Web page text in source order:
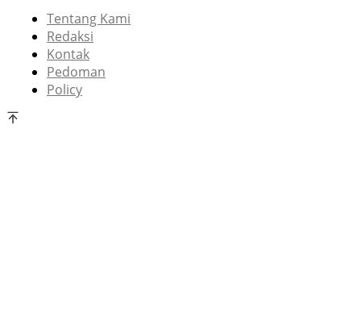
Tentang Kami
Redaksi
Kontak
Pedoman
Policy